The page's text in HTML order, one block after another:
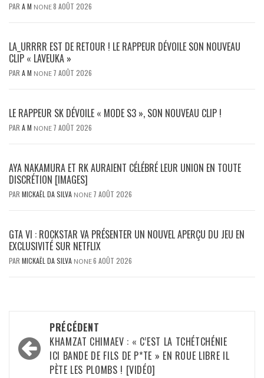
PAR A M NONE8 AOÛT 2026
LA_URRRR EST DE RETOUR ! LE RAPPEUR DÉVOILE SON NOUVEAU
CLIP « LAVEUKA »
PAR A M NONE 7 AOÛT 2026
LE RAPPEUR SK DÉVOILE « MODE S3 », SON NOUVEAU CLIP !
PAR A M NONE 7 AOÛT 2026
AYA NAKAMURA ET RK AURAIENT CÉLÉBRÉ LEUR UNION EN TOUTE
DISCRÉTION [IMAGES]
PAR MICKAËL DA SILVA NONE 7 AOÛT 2026
GTA VI : ROCKSTAR VA PRÉSENTER UN NOUVEL APERÇU DU JEU EN
EXCLUSIVITÉ SUR NETFLIX
PAR MICKAËL DA SILVA NONE6 AOÛT 2026
Navigation
d’article
PRÉCÉDENT
KHAMZAT CHIMAEV : « C’EST LA TCHÉTCHÉNIE
ICI BANDE DE FILS DE P*TE » EN ROUE LIBRE IL
PÈTE LES PLOMBS ! [VIDÉO]